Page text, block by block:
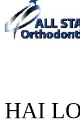
HAI